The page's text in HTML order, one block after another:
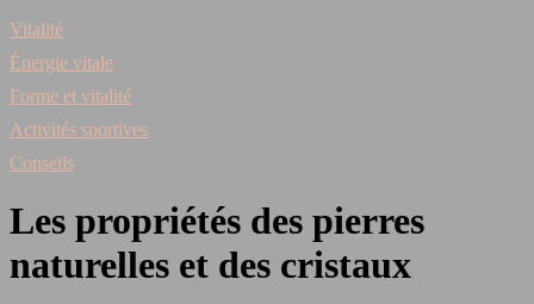
Vitalité
Énergie vitale
Forme et vitalité
Activités sportives
Conseils
Les propriétés des pierres
naturelles et des cristaux